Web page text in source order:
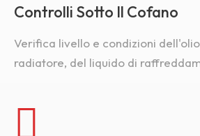
Controlli Sotto Il Cofano
Verifica livello e condizioni
radiatore, del liquido di